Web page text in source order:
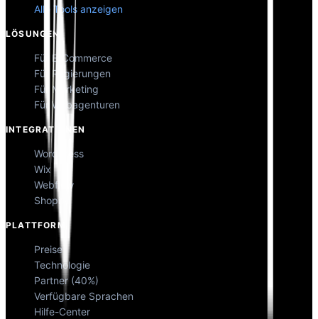
Alle Tools anzeigen
LÖSUNGEN
Für E-Commerce
Für Regierungen
Für Marketing
Für Webagenturen
INTEGRATIONEN
WordPress
Wix
Webflow
Shopify
PLATTFORM
Preise
Technologie
Partner (40%)
Verfügbare Sprachen
Hilfe-Center